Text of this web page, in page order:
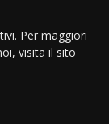
Per maggiori
visita il sito